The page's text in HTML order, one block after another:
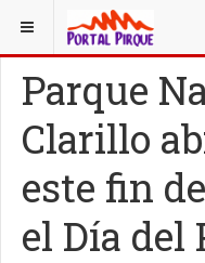
ESTÁ AQUÍ: NOTICIAS
Parque
Clarillo
este fin
el Día